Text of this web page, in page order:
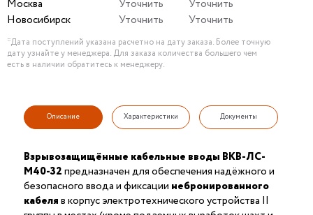
Москва
Уточнить
Уточнить
Новосибирск
Уточнить Уточнить
*Дата поступлений указана расчетно на дату заказа. Более точную
дату узнайте у менеджера. Для заказа количества большего чем
есть в наличии обратитесь к менеджеру.
Описание Характеристики Документы
Взрывозащищённые кабельные вводы ВКВ-ЛС-
М40-32предназначен для обеспечения надёжного и
безопасного ввода и фиксации небронированного
кабеляв корпус электротехнического устройства II